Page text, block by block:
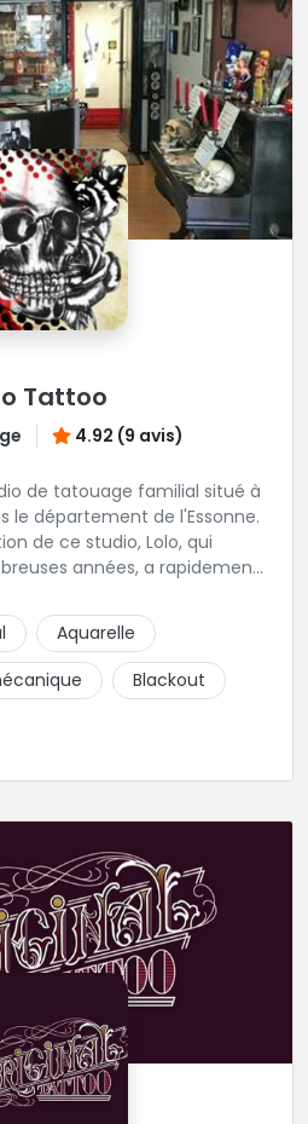
Tattoo
4.92 (9 avis)
de tatouage familial situé à
le département de l'Essonne.
de ce studio, Lolo, qui
années, a rapidement
tatouage. Karine, la femme
vos projets de piercing.
chaleureuse vivement
Aquarelle
Blackout